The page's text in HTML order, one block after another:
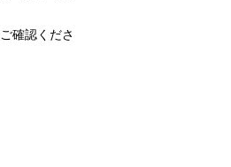
確認くださ